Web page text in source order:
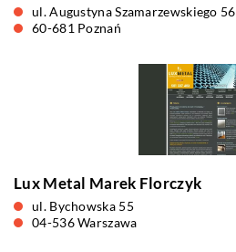
ul. Augustyna Szamarzewskiego 56
60-681 Poznań
Lux Metal Marek Florczyk
ul. Bychowska 55
04-536 Warszawa